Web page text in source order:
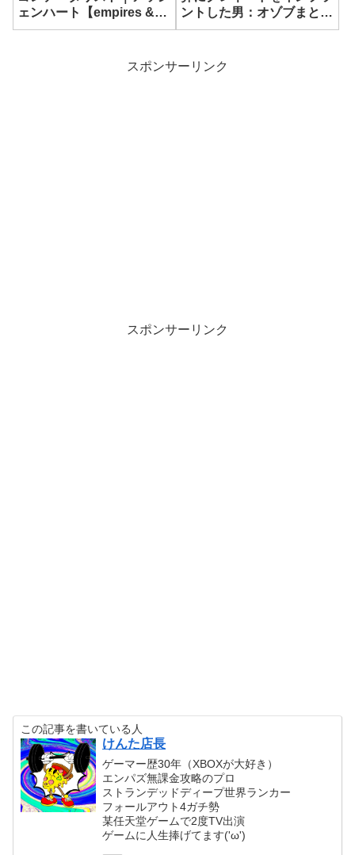
ェンハート【empires &
puzzles】
ントした男：オゾブまとめ
【Cyberpunk 2077】
スポンサーリンク
スポンサーリンク
この記事を書いている人
けんた店長
ゲーマー歴30年（XBOXが大好き）
エンパズ無課金攻略のプロ
ストランデッドディープ世界ランカー
フォールアウト4ガチ勢
某任天堂ゲームで2度TV出演
ゲームに人生捧げてます('ω')